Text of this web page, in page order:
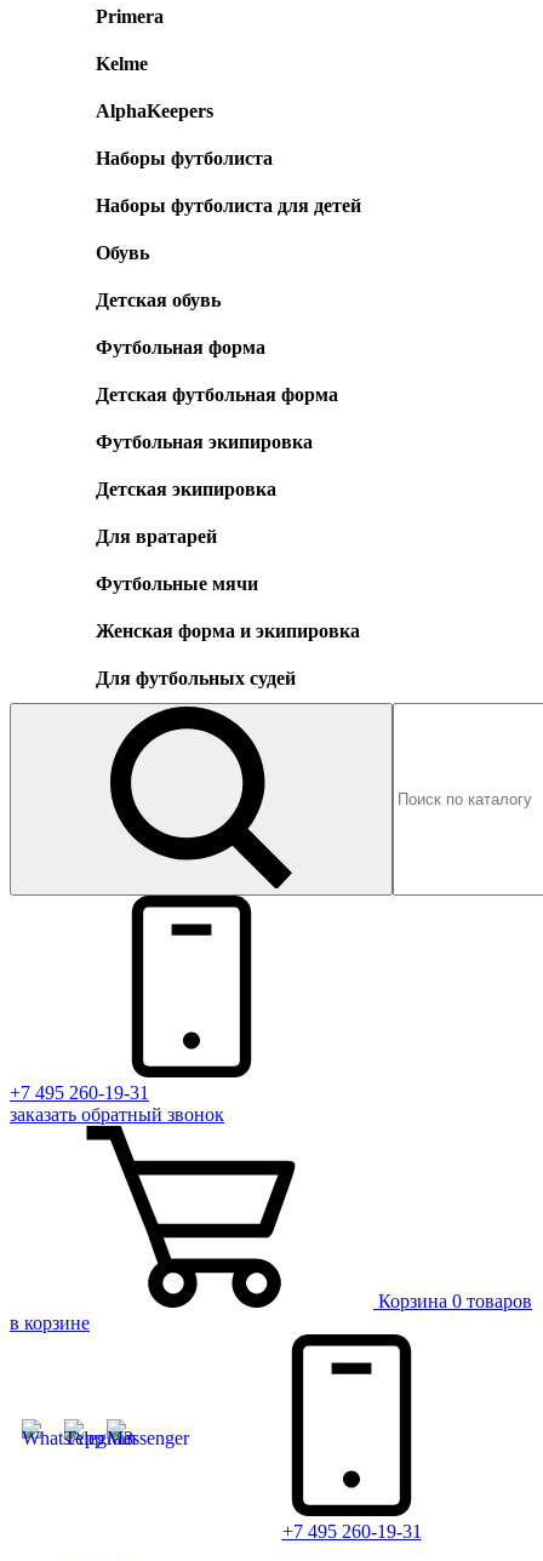
Primera
Kelme
AlphaKeepers
Наборы футболиста
Наборы футболиста для детей
Обувь
Детская обувь
Футбольная форма
Детская футбольная форма
Футбольная экипировка
Детская экипировка
Для вратарей
Футбольные мячи
Женская форма и экипировка
Для футбольных судей
+7 495 260-19-31
заказать обратный звонок
Корзина 0 товаров
в корзине
+7 495 260-19-31